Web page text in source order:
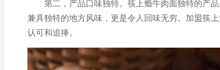
第二，产品口味独特。筷上瘾牛肉面独特的产品
兼具独特的地方风味，更是令人回味无穷。加盟筷
认可和追捧。